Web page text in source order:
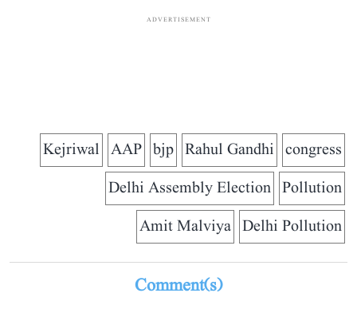
ADVERTISEMENT
congress
Rahul Gandhi
bjp
AAP
Kejriwal
Pollution
Delhi Assembly Election
Delhi Pollution
Amit Malviya
Comment(s)